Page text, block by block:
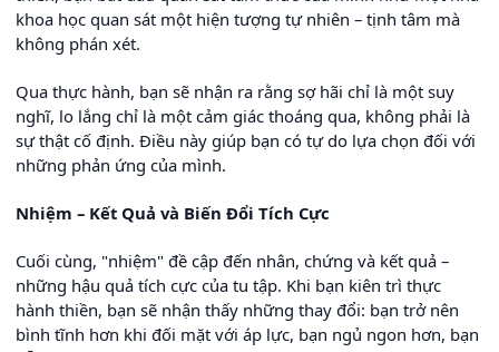
khoa học quan sát một hiện tượng tự nhiên – tịnh tâm mà
không phán xét.
Qua thực hành, bạn sẽ nhận ra rằng sợ hãi chỉ là một suy
nghĩ, lo lắng chỉ là một cảm giác thoáng qua, không phải là
sự thật cố định. Điều này giúp bạn có tự do lựa chọn đối với
những phản ứng của mình.
Nhiệm – Kết Quả và Biến Đổi Tích Cực
Cuối cùng, "nhiệm" đề cập đến nhân, chứng và kết quả –
những hậu quả tích cực của tu tập. Khi bạn kiên trì thực
hành thiền, bạn sẽ nhận thấy những thay đổi: bạn trở nên
bình tĩnh hơn khi đối mặt với áp lực, bạn ngủ ngon hơn, bạn